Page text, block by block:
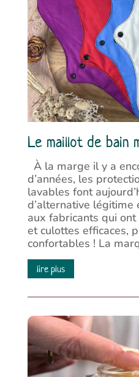
Le maillot de bain
À la marge il y a
d’années, les
lavables font
d’alternative légitime
aux fabricants qui
et culottes efficaces,
confortables ! La
lire plus